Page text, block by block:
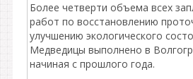
Более четверти объема всех
работ по восстановлению
улучшению экологического
Медведицы выполнено в
начиная с прошлого года.